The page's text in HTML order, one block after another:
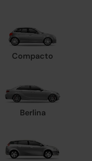
Compacto
Berlina